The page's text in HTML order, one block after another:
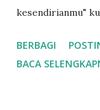
kesendirianmu"
kelam
Esoknya, di ujung
BERBAGI
BACA